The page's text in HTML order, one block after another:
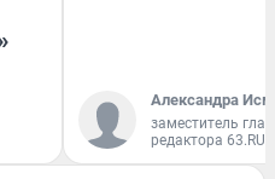
Александра
заместитель
редактора 63.RU